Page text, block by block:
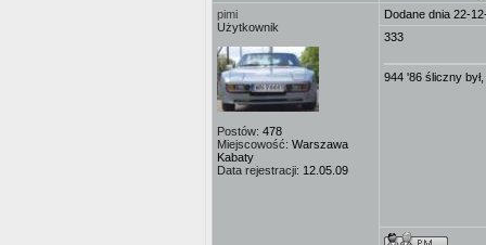
pimi
Użytkownik
Postów: 478
Miejscowość: Warszawa
Kabaty
Data rejestracji: 12.05.09
Dodane dnia 22-
333
944 '86 śliczny